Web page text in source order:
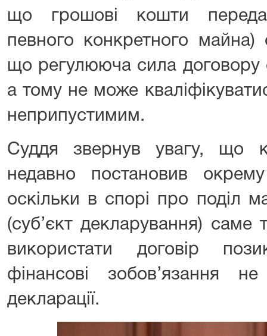
що грошові кошти
певного конкретного
що регулююча сила договору
а тому не може
неприпустимим.
Суддя звернув увагу, що
недавно постановив
оскільки в спорі про поділ
(суб’єкт декларування)
використати договір
фінансові зобов’язання
декларації.